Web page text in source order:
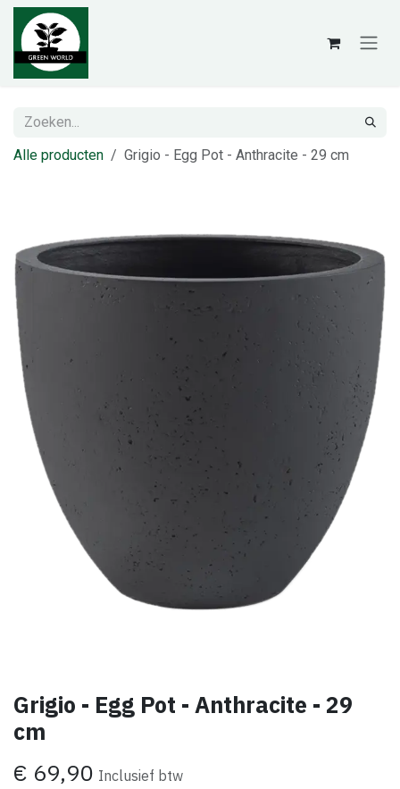
Overslaan naar inhoud
Alle producten Grigio - Egg Pot - Anthracite - 29 cm
Grigio - Egg Pot - Anthracite - 29
cm
€ 69,90 Inclusief btw